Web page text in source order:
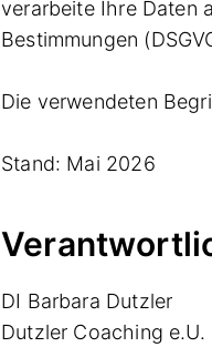
verarbeite Ihre Daten
Bestimmungen
Die verwendeten
Stand: Mai 2026
DI Barbara Dutzler
Dutzler Coaching e.U.